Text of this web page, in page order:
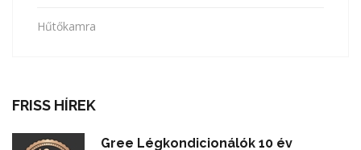
Hűtőkamra
FRISS HÍREK
Gree Légkondicionálók 10 év